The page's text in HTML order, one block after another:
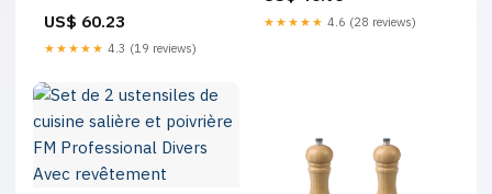
btpcat_main_280349081754
US$ 60.23
★★★★★ 4.3 (19 reviews)
★★★★★ 4.6 (28 reviews)